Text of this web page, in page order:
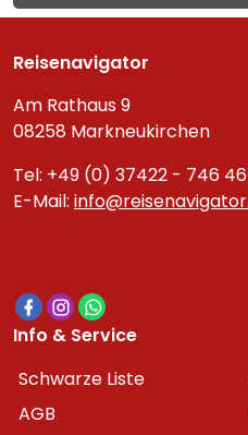
Reisenavigator
Am Rathaus 9
08258 Markneukirchen
Tel: +49 (0) 37422 - 746
E-Mail:
Info & Service
Schwarze Liste
AGB